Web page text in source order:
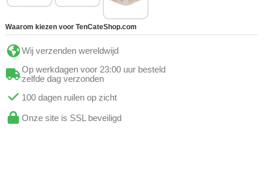
Waarom kiezen voor TenCateShop.com
Wij verzenden wereldwijd
Op werkdagen voor 23:00 uur besteld
zelfde dag verzonden
100 dagen ruilen op zicht
Onze site is SSL beveiligd